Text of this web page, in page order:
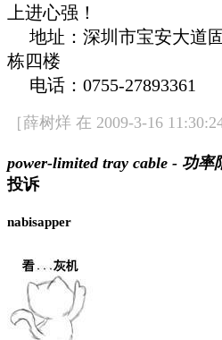
上进心强！
地址：深圳 市宝安大道
栋四楼
电话 ： 0755-27893361
［薛树烊 在 2009-3-16
power-limited tray cable - 功
投诉
nabisapper